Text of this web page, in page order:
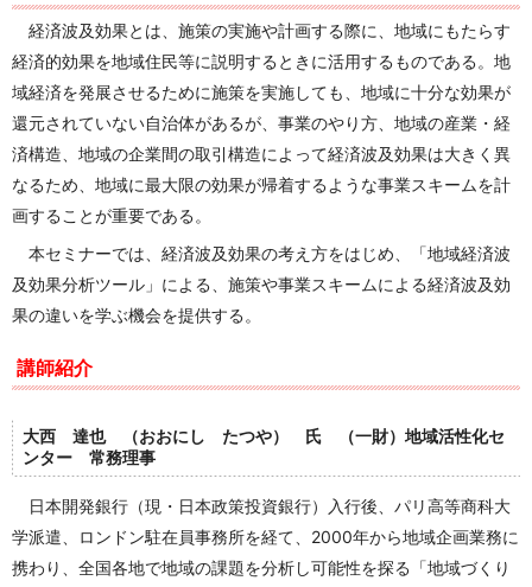
経済波及効果とは、施策の実施や計画する際に、地域にもたらす
経済的効果を地域住民等に説明するときに活用するものである。地
域経済を発展させるために施策を実施しても、地域に十分な効果が
還元されていない自治体があるが、事業のやり方、地域の産業・経
済構造、地域の企業間の取引構造によって経済波及効果は大きく異
なるため、地域に最大限の効果が帰着するような事業スキームを計
画することが重要である。
本セミナーでは、経済波及効果の考え方をはじめ、「地域経済波
及効果分析ツール」による、施策や事業スキームによる経済波及効
果の違いを学ぶ機会を提供する。
講師紹介
大西 達也
（おおにし たつや） 氏 （一財）地域活性化セ
ンター 常務理事
日本開発銀行（現・日本政策投資銀行）入行後、パリ高等商科大
学派遣、ロンドン駐在員事務所を経て、2000年から地域企画業務に
携わり、全国各地で地域の課題を分析し可能性を探る「地域づくり